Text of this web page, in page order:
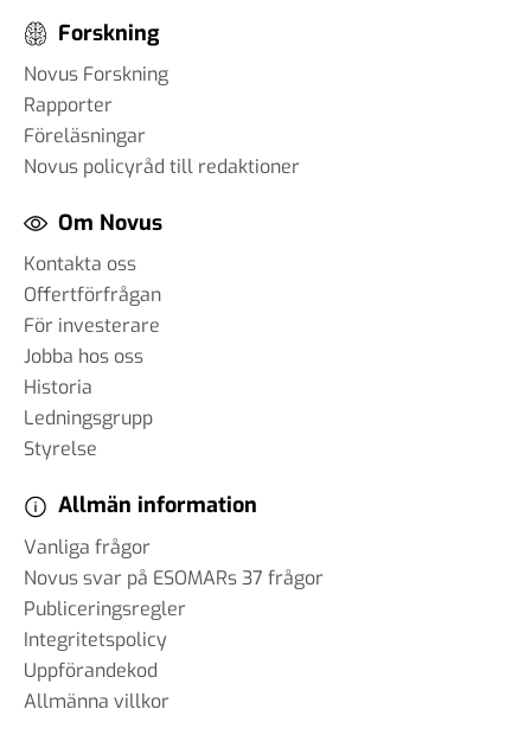
Forskning
Novus Forskning
Rapporter
Föreläsningar
Novus policyråd till redaktioner
Om Novus
Kontakta oss
Offertförfrågan
För investerare
Jobba hos oss
Historia
Ledningsgrupp
Styrelse
Allmän information
Vanliga frågor
Novus svar på ESOMARs 37 frågor
Publiceringsregler
Integritetspolicy
Uppförandekod
Allmänna villkor